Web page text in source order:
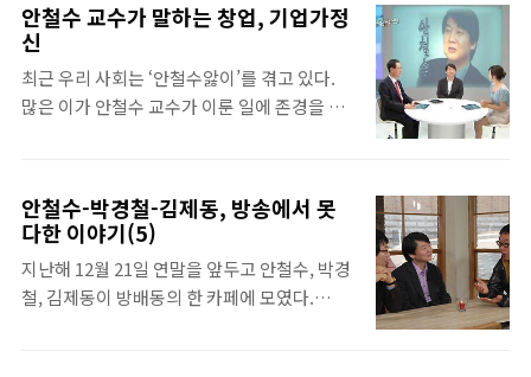
분 전부터 북적이기 시작했다. 결국 바닥에 앉
아 강연을 듣는 사람들도 상당수였다. 안철수
교수의 인기가 어느 정도인지 실감할 수 있는
자리였다. 보통 교내에서 외부 인사가 강연할
보이는 사람도 꽤 보였다. 맨 앞줄부터 서서라
도 강연을 보고자 하는 사람들이 나타나기 시
작했다. 사람이 점차 늘어나 가장자리에 서 있
는 사람들이 나타났고, 좌석 사이의 계단은 사
람들에 가려 모습을 감추기 시작했다. 결국 ..
안철수 교수가 말하는 창업, 기업가정
신
최근 우리 사회는 ‘안철수앓이’를 겪고 있다.
많은 이가 안철수 교수가 이룬 일에 존경을 표
수. 특히 그 성과들 가운데 이번에는 전(前)
CEO로서 벤처기업이라는 좁고 열악한 시장에
서 ‘안철수연구소’를 성공시킨 자신의 노하우
를 OBS 경제스페셜 에서 전했다. 이 자리에서
안철수-박경철-김제동, 방송에서 못
다한 이야기(5)
지난해 12월 21일 연말을 앞두고 안철수, 박경
철, 김제동이 방배동의 한 카페에 모였다.